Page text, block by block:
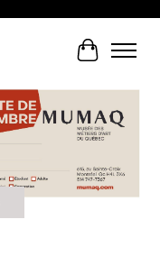
Cart